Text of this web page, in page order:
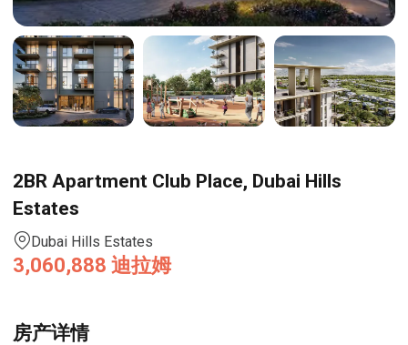
2BR Apartment Club Place, Dubai Hills
Estates
Dubai Hills Estates
3,060,888 迪拉姆
房产详情